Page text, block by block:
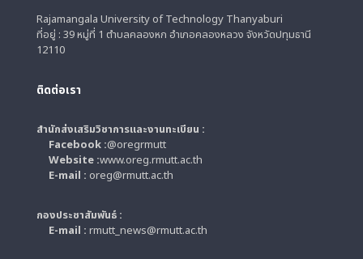
Rajamangala University of Technology Thanyaburi
ที่อยู่ : 39 หมู่ที่ 1 ตำบลคลองหก อำเภอคลองหลวง จังหวัดปทุมธานี
12110
ติดต่อเรา
สำนักส่งเสริมวิชาการและงานทะเบียน :
Facebook :@oregrmutt
Website :www.oreg.rmutt.ac.th
E-mail : oreg@rmutt.ac.th
กองประชาสัมพันธ์ :
E-mail : rmutt_news@rmutt.ac.th